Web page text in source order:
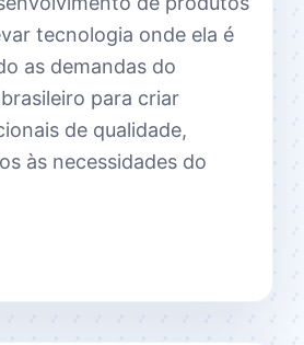
tecnologia onde ela é
as demandas do
para criar
de qualidade,
às necessidades do